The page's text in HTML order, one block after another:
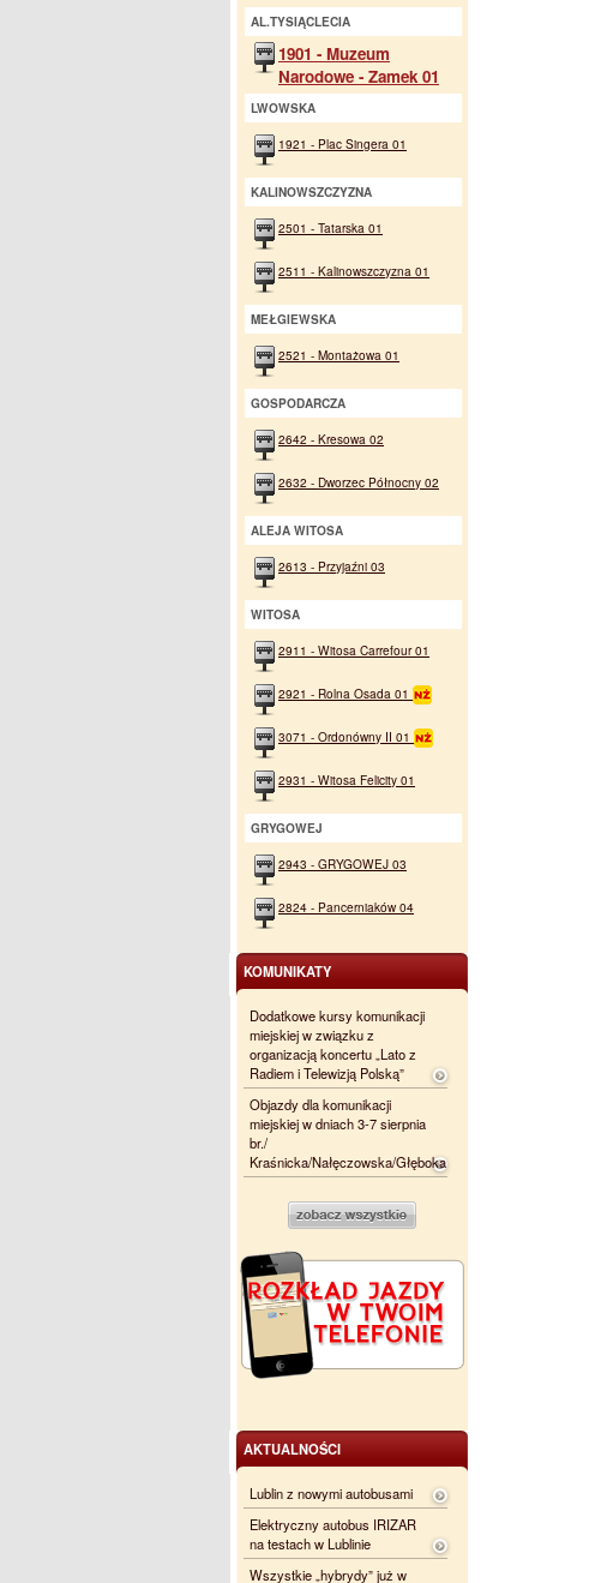
AL.TYSIĄCLECIA
1901 - Muzeum
Narodowe - Zamek 01
LWOWSKA
1921 - Plac Singera 01
KALINOWSZCZYZNA
2501 - Tatarska 01
2511 - Kalinowszczyzna 01
MEŁGIEWSKA
2521 - Montażowa 01
GOSPODARCZA
2642 - Kresowa 02
2632 - Dworzec Północny 02
ALEJA WITOSA
2613 - Przyjaźni 03
WITOSA
2911 - Witosa Carrefour 01
2921 - Rolna Osada 01
3071 - Ordonówny II 01
2931 - Witosa Felicity 01
GRYGOWEJ
2943 - GRYGOWEJ 03
2824 - Pancerniaków 04
KOMUNIKATY
Dodatkowe kursy komunikacji
miejskiej w związku z
organizacją koncertu „Lato z
Radiem i Telewizją Polską”
Objazdy dla komunikacji
miejskiej w dniach 3-7 sierpnia
br./
Kraśnicka/Nałęczowska/Głęboka
AKTUALNOŚCI
Lublin z nowymi autobusami
Elektryczny autobus IRIZAR
na testach w Lublinie
Wszystkie „hybrydy” już w